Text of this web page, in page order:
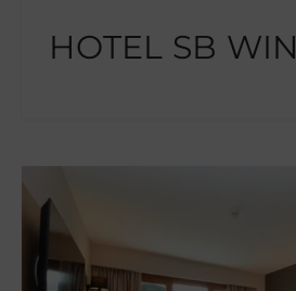
HOTEL SB WIN